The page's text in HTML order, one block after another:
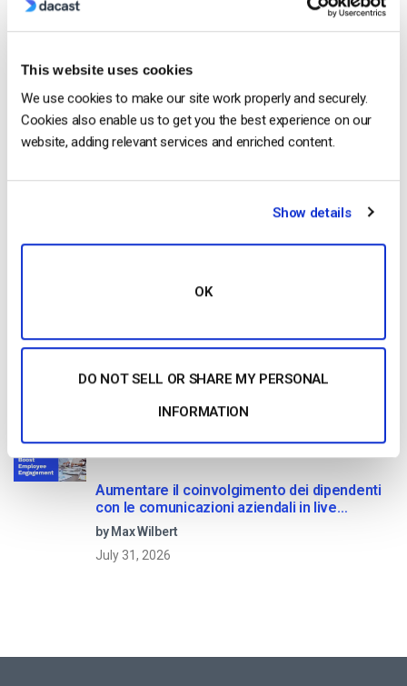
This website uses cookies
We use cookies to make our site work properly and securely.
Cookies also enable us to get you the best experience on our
website, adding relevant services and enriched content.
Show details
OK
DO NOT SELL OR SHARE MY PERSONAL
INFORMATION
10 GB of bandwidth
Read Next
Come trasmettere in diretta da un iPhone
August 5, 2026
OTT Full Form – Il presente e il futuro dei
media in streaming
by Jon Whitehead
Aumentare il coinvolgimento dei dipendenti
con le comunicazioni aziendali in live
streaming
by Max Wilbert
July 31, 2026